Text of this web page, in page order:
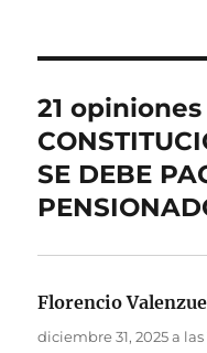
21
SE DEBE
Florencio
diciembre 31, 2025 a las